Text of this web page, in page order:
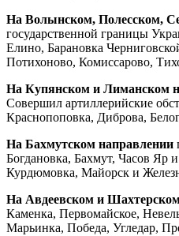
На Волынском, Полесском,
государственной границы
Елино, Барановка
Потихоново, Комиссарово,
На Купянском и Лиманском
Совершил артиллерийские
Краснопоповка, Диброва,
На Бахмутском направлении
Богдановка, Бахмут, Часов Яр
Курдюмовка, Майорск и
На Авдеевском и
Каменка, Первомайское,
Марьинка, Победа, Угледар,